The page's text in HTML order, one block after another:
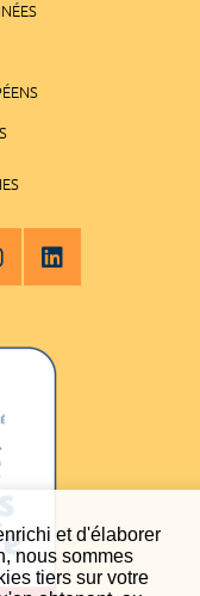
et d'élaborer
nous sommes
tiers sur votre